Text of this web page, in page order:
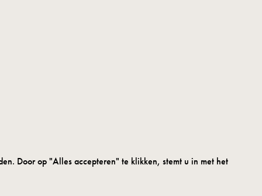
Door op "Alles accepteren" te klikken, stemt u in met het